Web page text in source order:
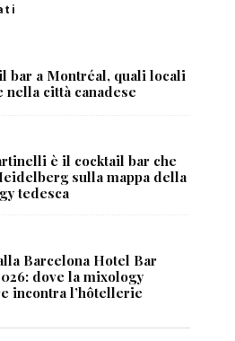
bar a Montréal, quali locali
nella città canadese
è il cocktail bar che
sulla mappa della
tedesca
Barcelona Hotel Bar
dove la mixology
incontra l’hôtellerie